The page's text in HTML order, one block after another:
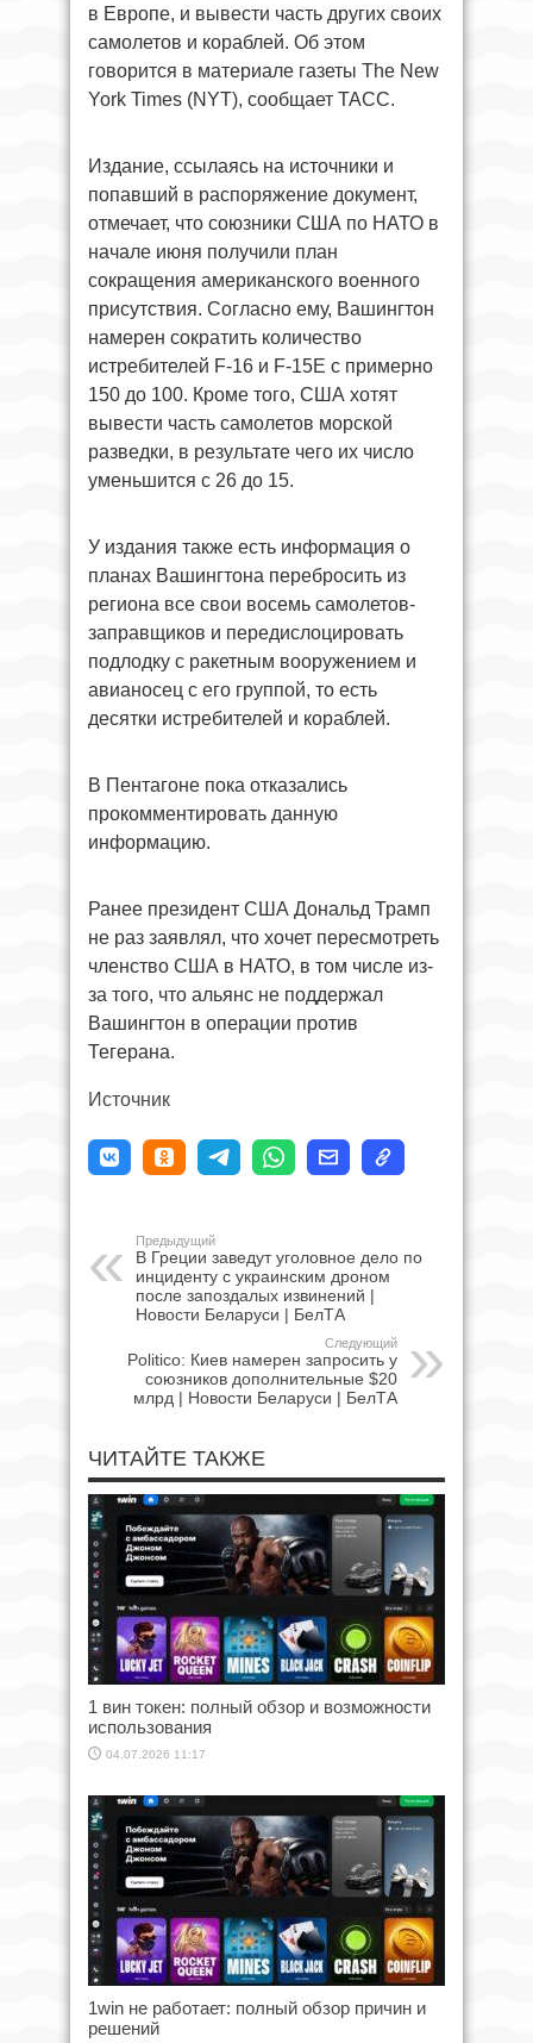
в Европе, и вывести часть других своих
самолетов и кораблей. Об этом
говорится в материале газеты The New
York Times (NYT), сообщает ТАСС.
Издание, ссылаясь на источники и
попавший в распоряжение документ,
отмечает, что союзники США по НАТО в
начале июня получили план
сокращения американского военного
присутствия. Согласно ему, Вашингтон
намерен сократить количество
истребителей F-16 и F-15E с примерно
150 до 100. Кроме того, США хотят
вывести часть самолетов морской
разведки, в результате чего их число
уменьшится с 26 до 15.
У издания также есть информация о
планах Вашингтона перебросить из
региона все свои восемь самолетов-
заправщиков и передислоцировать
подлодку с ракетным вооружением и
авианосец с его группой, то есть
десятки истребителей и кораблей.
В Пентагоне пока отказались
прокомментировать данную
информацию.
Ранее президент США Дональд Трамп
не раз заявлял, что хочет пересмотреть
членство США в НАТО, в том числе из-
за того, что альянс не поддержал
Вашингтон в операции против
Тегерана.
Источник
Предыдущий
В Греции заведут уголовное дело по
инциденту с украинским дроном
после запоздалых извинений |
Новости Беларуси | БелТА
Следующий
Politico: Киев намерен запросить у
союзников дополнительные $20
млрд | Новости Беларуси | БелТА
ЧИТАЙТЕ ТАКЖЕ
1 вин токен: полный обзор и возможности
использования
04.07.2026 11:17
1win не работает: полный обзор причин и
решений